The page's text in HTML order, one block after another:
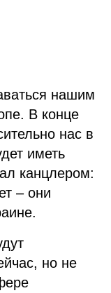
нашим
В конце
нас в
иметь
канцлером:
– они
но не